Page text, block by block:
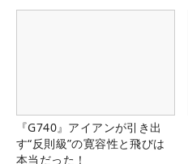
『G740』アイアンが引き出
す“反則級”の寛容性と飛びは
本当だった！